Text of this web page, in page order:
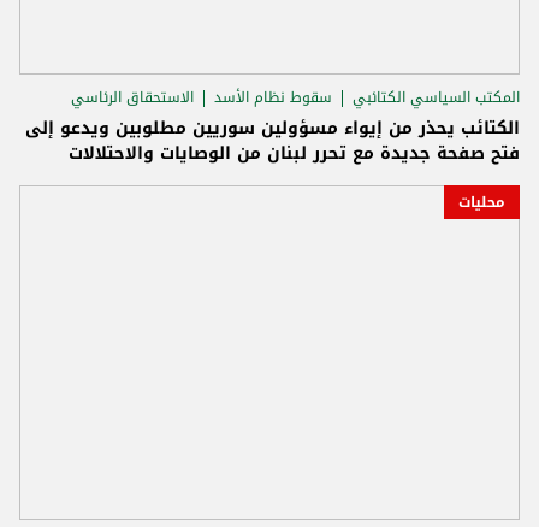
المكتب السياسي الكتائبي سقوط نظام الأسد الاستحقاق الرئاسي
الكتائب يحذر من إيواء مسؤولين سوريين مطلوبين ويدعو إلى
فتح صفحة جديدة مع تحرر لبنان من الوصايات والاحتلالات
محليات